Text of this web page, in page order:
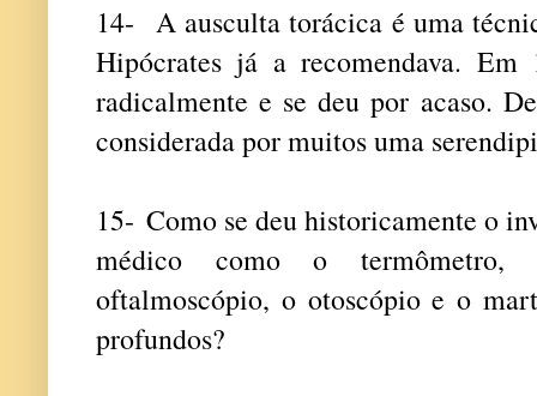
14- A ausculta torácica é uma
Hipócrates já a recomendava. Em
radicalmente e se deu por acaso.
considerada por muitos uma
15- Como se deu historicamente o
médico como o termômetro,
oftalmoscópio, o otoscópio e o
profundos?